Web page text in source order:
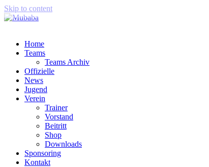
Skip to content
Home
Teams
Teams Archiv
Offizielle
News
Jugend
Verein
Trainer
Vorstand
Beitritt
Shop
Downloads
Sponsoring
Kontakt